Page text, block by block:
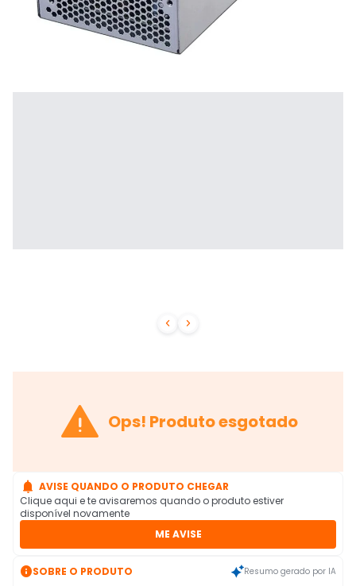
 
 Ops! Produto esgotado
 AVISE QUANDO O PRODUTO CHEGAR
Clique aqui e te avisaremos quando o produto estiver
disponível novamente
ME AVISE
SOBRE O PRODUTO Resumo gerado por IA